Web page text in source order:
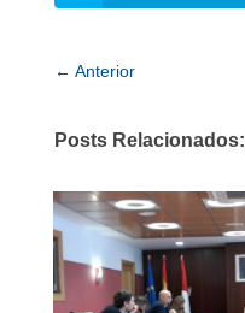
← Anterior
Posts Relacionados: